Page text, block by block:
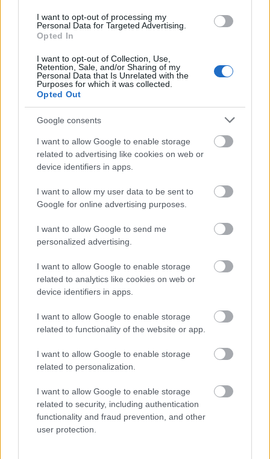
I want to opt-out of processing my
Personal Data for Targeted Advertising.
Opted In
I want to opt-out of Collection, Use,
Retention, Sale, and/or Sharing of my
Personal Data that Is Unrelated with the
Purposes for which it was collected.
Opted Out
Google consents
I want to allow Google to enable storage
related to advertising like cookies on web or
device identifiers in apps.
I want to allow my user data to be sent to
Google for online advertising purposes.
I want to allow Google to send me
personalized advertising.
I want to allow Google to enable storage
related to analytics like cookies on web or
device identifiers in apps.
I want to allow Google to enable storage
related to functionality of the website or app.
I want to allow Google to enable storage
related to personalization.
I want to allow Google to enable storage
related to security, including authentication
functionality and fraud prevention, and other
user protection.
Envelope
A lemez címadója, a második versben hallható az a
bizonyos szöveg. Egy olyan emberről szól, aki
megpróbált jót tenni, de végül mindent romba
Reverse Revenge
dalt, talán a szövege az egyik legnehezebb volt, amit
életemben írtam.
Juicy News
összehozni ezt a popos refrént.
Swallow